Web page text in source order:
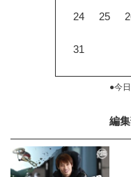
24 25
31
●今
編